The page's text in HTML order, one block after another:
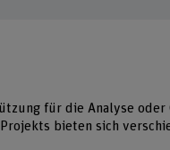
für die Analyse
Projekts bieten sich